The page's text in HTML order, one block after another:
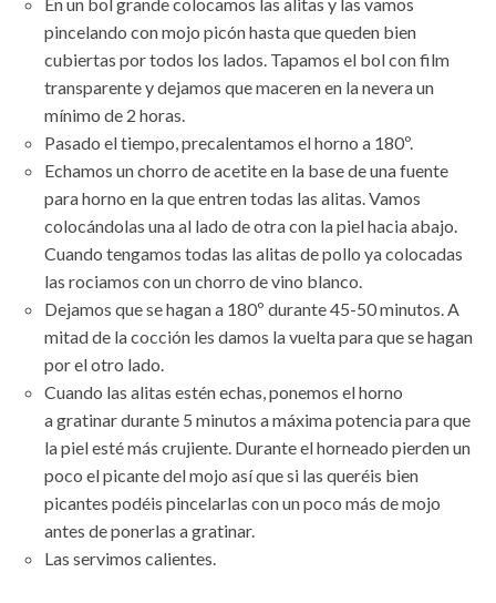
En un bol grande colocamos las alitas y las vamos
pincelando con mojo picón hasta que queden bien
cubiertas por todos los lados. Tapamos el bol con film
transparente y dejamos que maceren en la nevera un
mínimo de 2 horas.
Pasado el tiempo, precalentamos el horno a 180º.
Echamos un chorro de acetite en la base de una fuente
para horno en la que entren todas las alitas. Vamos
colocándolas una al lado de otra con la piel hacia abajo.
Cuando tengamos todas las alitas de pollo ya colocadas
las rociamos con un chorro de vino blanco.
Dejamos que se hagan a 180º durante 45-50 minutos. A
mitad de la cocción les damos la vuelta para que se hagan
por el otro lado.
Cuando las alitas estén echas, ponemos el horno
a gratinar durante 5 minutos a máxima potencia para que
la piel esté más crujiente. Durante el horneado pierden un
poco el picante del mojo así que si las queréis bien
picantes podéis pincelarlas con un poco más de mojo
antes de ponerlas a gratinar.
Las servimos calientes.